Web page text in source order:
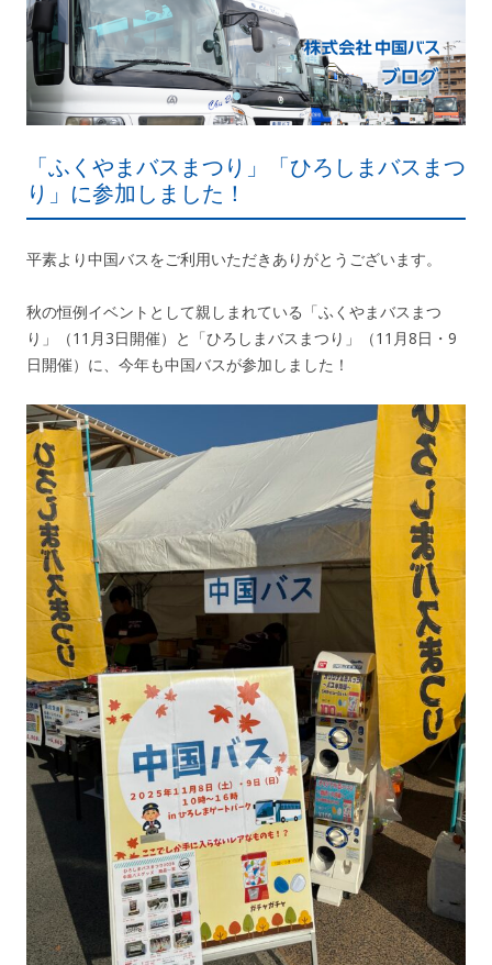
「ふくやまバスまつり」「ひろしまバスまつ
り」に参加しました！
平素より中国バスをご利用いただきありがとうございます。
秋の恒例イベントとして親しまれている「ふくやまバスまつ
り」（11月3日開催）と「ひろしまバスまつり」（11月8日・9
日開催）に、今年も中国バスが参加しました！